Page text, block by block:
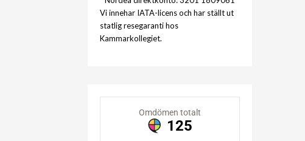
Vi innehar IATA-licens och har ställt ut
statlig resegaranti hos
Kammarkollegiet.